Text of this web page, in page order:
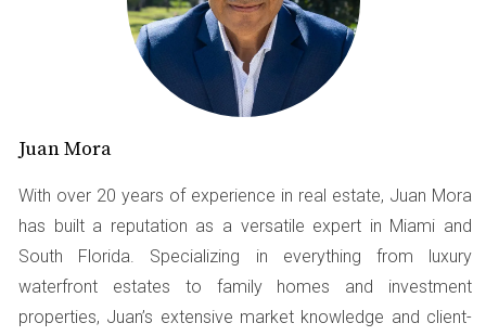
La experiencia de María destaca la importancia de:
Leer todos los documentos detenidamente.
Hacer preguntas específicas sobre lo que se incluye
Consultar a un abogado especializado antes de
firmar.
No subestimes el valor de la asesoría legal.
Puede ahorrarte muchos problemas en el
futuro.
Estudio de Caso 2: Problemas con el
Juan Mora
With over 20 years of experience in real estate, Juan Mora
has built a reputation as a versatile expert in Miami and
South Florida. Specializing in everything from luxury
waterfront estates to family homes and investment
properties, Juan’s extensive market knowledge and client-